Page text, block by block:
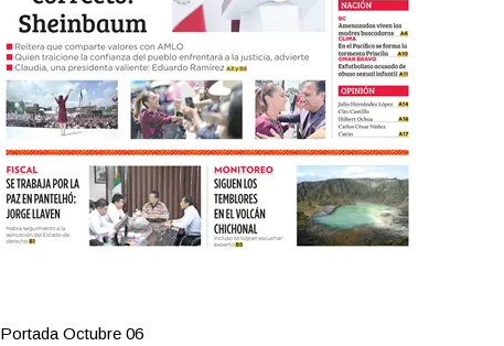
Portada Octubre 06